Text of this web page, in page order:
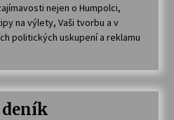
nejen o Humpolci,
na výlety, Vaši tvorbu a v
politických uskupení a reklamu